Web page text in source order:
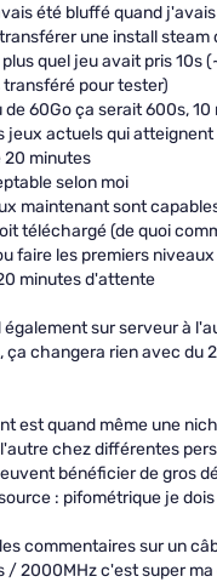
été bluffé quand
une install steam
quel jeu avait pris 10s
pour tester)
60Go ça serait 600s, 10
jeux actuels qui atteignent
20 minutes
selon moi
maintenant sont
téléchargé (de quoi
faire les premiers
minutes d'attente
également sur serveur à
ça changera rien avec du
est quand même une
chez différentes
bénéficier de gros
: pifométrique je
commentaires sur un
/ 2000MHz c'est super